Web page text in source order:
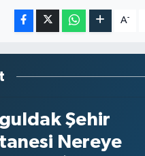
A-
Şehir
Nereye